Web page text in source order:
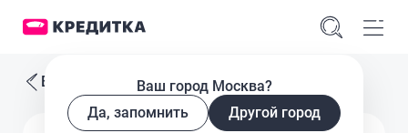
Ваш город Москва?
Да, запомнить
Другой город
Все отзывы